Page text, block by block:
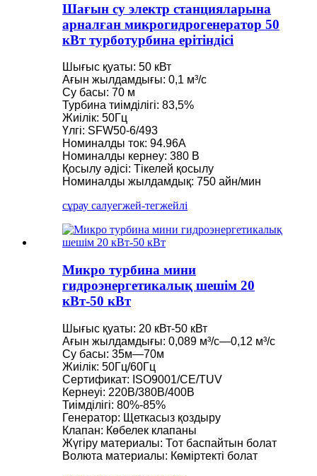
Шағын су электр станцияларына
арналған микрогидрогенератор 50
кВт турботурбина ерітіндісі
Шығыс қуаты: 50 кВт
Ағын жылдамдығы: 0,1 м³/с
Су басы: 70 м
Турбина тиімділігі: 83,5%
Жиілік: 50Гц
Үлгі: SFW50-6/493
Номиналды ток: 94.96A
Номиналды кернеу: 380 В
Қосылу әдісі: Тікелей қосылу
Номиналды жылдамдық: 750 айн/мин
сұрау салуегжей-тегжейлі
Микро турбина мини
гидроэнергетикалық шешім 20
кВт-50 кВт
Шығыс қуаты: 20 кВт-50 кВт
Ағын жылдамдығы: 0,089 м³/с—0,12 м³/с
Су басы: 35м—70м
Жиілік: 50Гц/60Гц
Сертификат: ISO9001/CE/TUV
Кернеуі: 220В/380В/400В
Тиімділігі: 80%-85%
Генератор: Щеткасыз қоздыру
Клапан: Көбелек клапаны
Жүгіру материалы: Тот баспайтын болат
Волюта материалы: Көміртекті болат